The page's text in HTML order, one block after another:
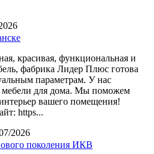
красивая, функциональная и
фабрика Лидер Плюс готова
параметрам. У нас
мебели для дома. Мы поможем
вашего помещения!
https...
2026
поколения ИКВ